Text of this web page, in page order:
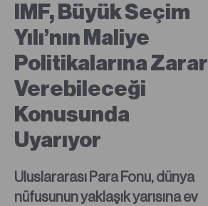
IMF, Büyük Seçim
Yılı’nın Maliye
Politikalarına Zarar
Verebileceği
Konusunda
Uyarıyor
Uluslararası Para Fonu, dünya
nüfusunun yaklaşık yarısına ev